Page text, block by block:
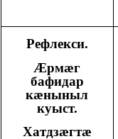
Рефлекси.
Æрмæг
бафидар
кæныныл
куыст.
Хатдзæгтæ